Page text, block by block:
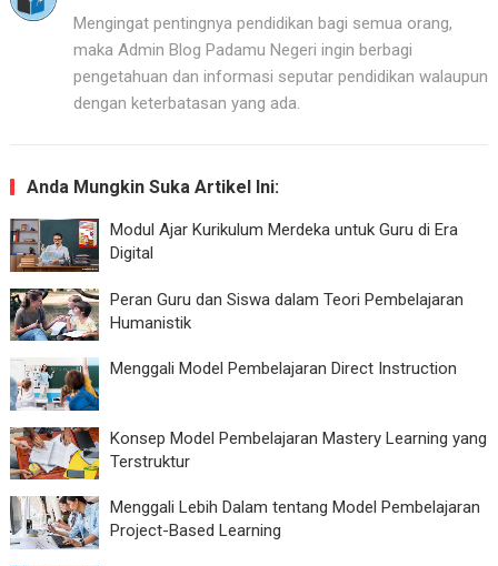
Mengingat pentingnya pendidikan bagi semua orang,
maka Admin Blog Padamu Negeri ingin berbagi
pengetahuan dan informasi seputar pendidikan walaupun
dengan keterbatasan yang ada.
Anda Mungkin Suka Artikel Ini:
Modul Ajar Kurikulum Merdeka untuk Guru di Era
Digital
Peran Guru dan Siswa dalam Teori Pembelajaran
Humanistik
Menggali Model Pembelajaran Direct Instruction
Konsep Model Pembelajaran Mastery Learning yang
Terstruktur
Menggali Lebih Dalam tentang Model Pembelajaran
Project-Based Learning